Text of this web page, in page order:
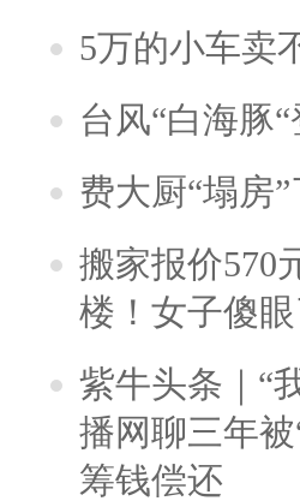
5万的小车卖
台风“白海豚
费大厨“塌房”
搬家报价570
楼！女子傻
紫牛头条｜“
播网聊三年
筹钱偿还